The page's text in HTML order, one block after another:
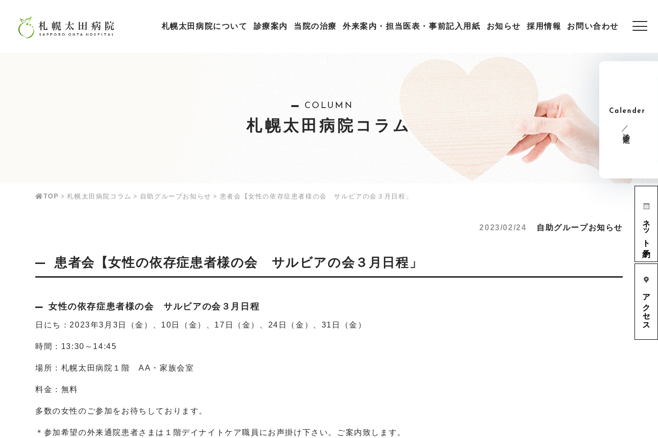
札幌太田病院について 診療案内 当院の治療 外来案内・担当医表・事前記入用紙 お知らせ 採用情報 お問い合わせ
ネット予約
アクセス
Calender
診療予定表
COLUMN
札幌太田病院コラム
TOP 札幌太田病院コラム 自助グループお知らせ 患者会【女性の依存症患者様の会 サルビアの会３月日程」
2023/02/24 自助グループお知らせ
患者会【女性の依存症患者様の会 サルビアの会３月日程」
女性の依存症患者様の会 サルビアの会３月日程
日にち：2023年3月3日（金）、10日（金）、17日（金）、24日（金）、31日（金）
時間：13:30～14:45
場所：札幌太田病院１階 AA・家族会室
料金：無料
多数の女性のご参加をお待ちしております。
＊参加希望の外来通院患者さまは１階デイナイトケア職員にお声掛け下さい。ご案内致します。